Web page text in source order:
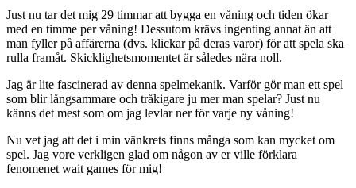
Just nu tar det mig 29 timmar att bygga en våning och tiden ökar
med en timme per våning! Dessutom krävs ingenting annat än att
man fyller på affärerna (dvs. klickar på deras varor) för att spela ska
rulla framåt. Skicklighetsmomentet är således nära noll.
Jag är lite fascinerad av denna spelmekanik. Varför gör man ett spel
som blir långsammare och tråkigare ju mer man spelar? Just nu
känns det mest som om jag levlar ner för varje ny våning!
Nu vet jag att det i min vänkrets finns många som kan mycket om
spel. Jag vore verkligen glad om någon av er ville förklara
fenomenet wait games för mig!